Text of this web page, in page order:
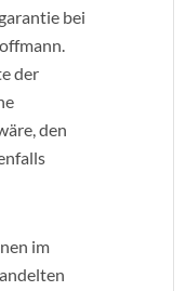
bei
der
den
im